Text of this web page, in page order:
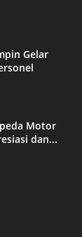
Gelar
Motor
dan...